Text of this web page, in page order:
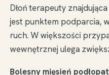
Dłoń terapeuty
jest punktem podparcia,
ruch. W większości
wewnętrznej ulega
Bolesny mięsień